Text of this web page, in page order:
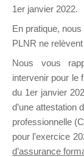
Ce
1er janvier 2022.
En pratique,
PLNR ne
Nous vous
intervenir pour le
du 1er janvier
d’une attestation
professionnelle
pour l’exercice
d’assurance